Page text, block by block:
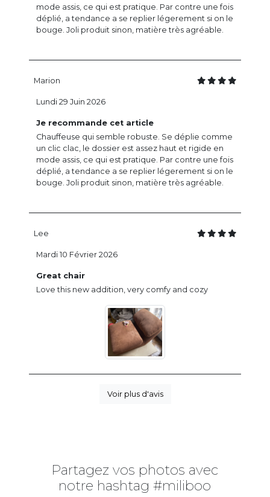
mode assis, ce qui est pratique. Par contre une fois
déplié, a tendance a se replier légerement si on le
bouge. Joli produit sinon, matière très agréable.
Marion
Je recommande cet article
Chauffeuse qui semble robuste. Se déplie comme
un clic clac, le dossier est assez haut et rigide en
mode assis, ce qui est pratique. Par contre une fois
déplié, a tendance a se replier légerement si on le
bouge. Joli produit sinon, matière très agréable.
Lundi 29 Juin 2026
Lee
Great chair
Love this new addition, very comfy and cozy
Mardi 10 Février 2026
Voir plus d'avis
Partagez vos photos avec
notre hashtag #miliboo